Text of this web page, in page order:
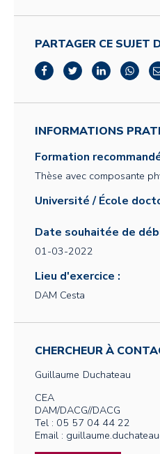
PARTAGER CE SUJET
INFORMATIONS
Formation
Thèse avec composante
Université / École
Date souhaitée de
01-03-2022
Lieu d'exercice :
DAM Cesta
CHERCHEUR À
Guillaume Duchateau
CEA
DAM/DACG//DACG
Tel : 05 57 04 44 22
Email :